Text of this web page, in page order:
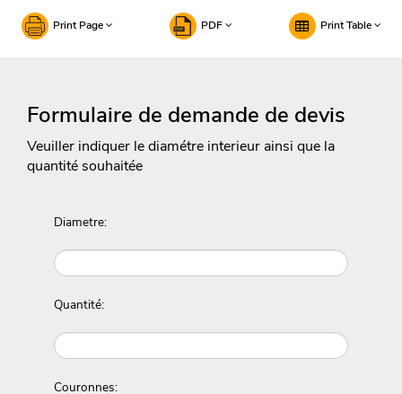
Print Page PDF Print Table
Formulaire de demande de devis
Veuiller indiquer le diamétre interieur ainsi que la
quantité souhaitée
Diametre:
Quantité:
Couronnes: